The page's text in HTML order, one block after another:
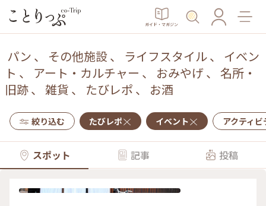
ガイド・マガジン
パン 、 その他施設、 ライフスタイル、 イベン
ト 、 アート・カルチャー 、 おみやげ 、 名所・
旧跡、 雑貨 、 たびレポ 、 お酒
絞り込む たびレポ イベント アクティ
スポット 記事 投稿